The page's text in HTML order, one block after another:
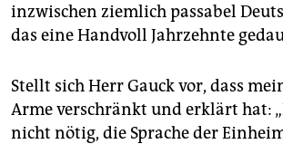
inzwischen ziemlich passabel
das eine Handvoll Jahrzehnte
Stellt sich Herr Gauck vor, dass
Arme verschränkt und erklärt hat:
nicht nötig, die Sprache der